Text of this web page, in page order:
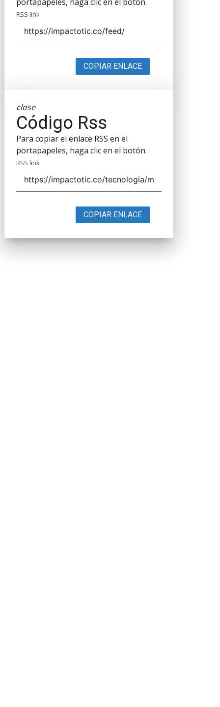
RSS link
COPIAR ENLACE
close
Código Rss
Para copiar el enlace RSS en el
portapapeles, haga clic en el botón.
RSS link
COPIAR ENLACE